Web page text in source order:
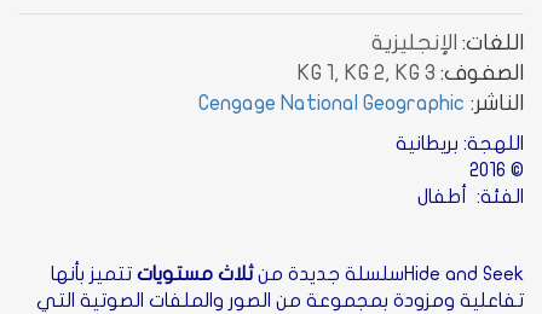
اللغات: الإنجليزية
الصفوف: KG 1, KG 2, KG 3
الناشر: Cengage National Geographic
اللهجة: بريطانية
© 2016
الفئة: أطفال
Hide and Seekسلسلة جديدة من ثلاث مستويات تتميز بأنها
تفاعلية ومزودة بمجموعة من الصور والملفات الصوتية التي